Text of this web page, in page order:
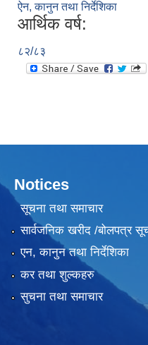
ऐन, कानुन तथा निर्देशिका
आर्थिक वर्ष:
८२/८३
Notices
सूचना तथा समाचार
सार्वजनिक खरीद /बोलपत्र
एन, कानुन तथा निर्देशिका
कर तथा शुल्कहरु
सुचना तथा समाचार